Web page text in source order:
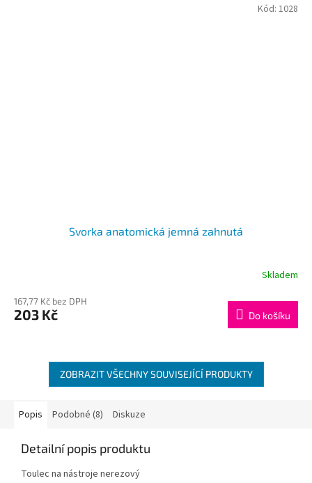
Svorka anatomická jemná zahnutá
Skladem
167,77 Kč bez DPH
203 Kč Do košíku
Kód: 1028
ZOBRAZIT VŠECHNY SOUVISEJÍCÍ PRODUKTY
Popis Podobné (8) Diskuze
Detailní popis produktu
Toulec na nástroje nerezový